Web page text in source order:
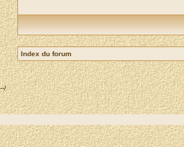
Index du forum
--/